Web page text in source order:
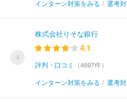
インターン対策をみる / 選考
4
株式会社りそな銀行
4.1
評判・口コミ
（4697件）
インターン対策をみる / 選考